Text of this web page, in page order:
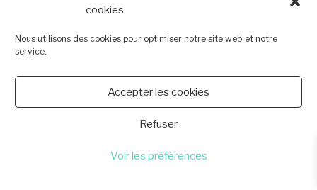
cookies
Nous utilisons des cookies pour optimiser notre site web et notre
service.
Accepter les cookies
Refuser
Voir les préférences
AMP_1162 AMP_1166